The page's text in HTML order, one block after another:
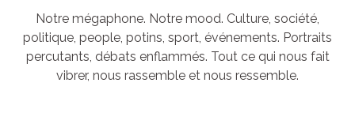
Notre mégaphone. Notre mood. Culture, société,
politique, people, potins, sport, événements. Portraits
percutants, débats enflammés. Tout ce qui nous fait
vibrer, nous rassemble et nous ressemble.